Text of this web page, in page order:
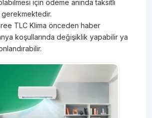
için ödeme anında taksitli
gerekmektedir.
TLC Klima önceden haber
koşullarında değişiklik yapabilir ya